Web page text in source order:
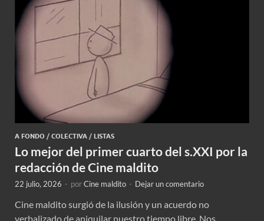
A FONDO / COLECTIVA / LISTAS
Lo mejor del primer cuarto del s.XXI por la
redacción de Cine maldito
22 julio, 2026 - porCine maldito - Dejar un comentario
Cine maldito surgió de la ilusión y un acuerdo no
verbalizado de aniquilar nuestro tiempo libre. Nos